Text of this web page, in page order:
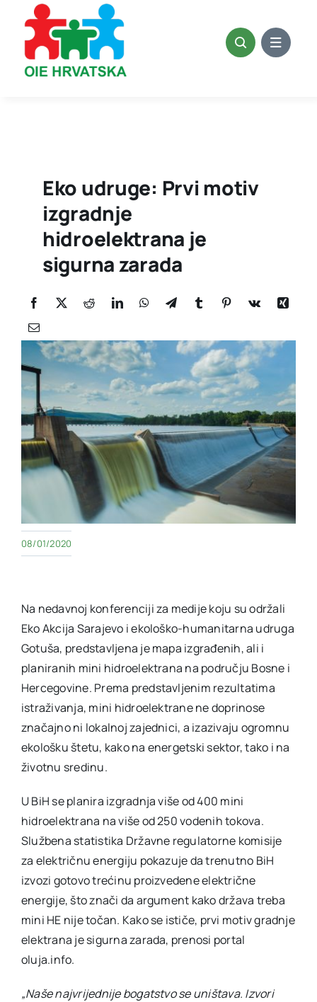
content
Eko udruge: Prvi motiv
izgradnje
hidroelektrana je
sigurna zarada
08/01/2020
Na nedavnoj konferenciji za medije koju su održali
Eko Akcija Sarajevo i ekološko-humanitarna udruga
Gotuša, predstavljena je mapa izgrađenih, ali i
planiranih mini hidroelektrana na području Bosne i
Hercegovine. Prema predstavljenim rezultatima
istraživanja, mini hidroelektrane ne doprinose
značajno ni lokalnoj zajednici, a izazivaju ogromnu
ekološku štetu, kako na energetski sektor, tako i na
životnu sredinu.
U BiH se planira izgradnja više od 400 mini
hidroelektrana na više od 250 vodenih tokova.
Službena statistika Državne regulatorne komisije
za električnu energiju pokazuje da trenutno BiH
izvozi gotovo trećinu proizvedene električne
energije, što znači da argument kako država treba
mini HE nije točan. Kako se ističe, prvi motiv gradnje
elektrana je sigurna zarada, prenosi portal
oluja.info.
„Naše najvrijednije bogatstvo se uništava. Izvori